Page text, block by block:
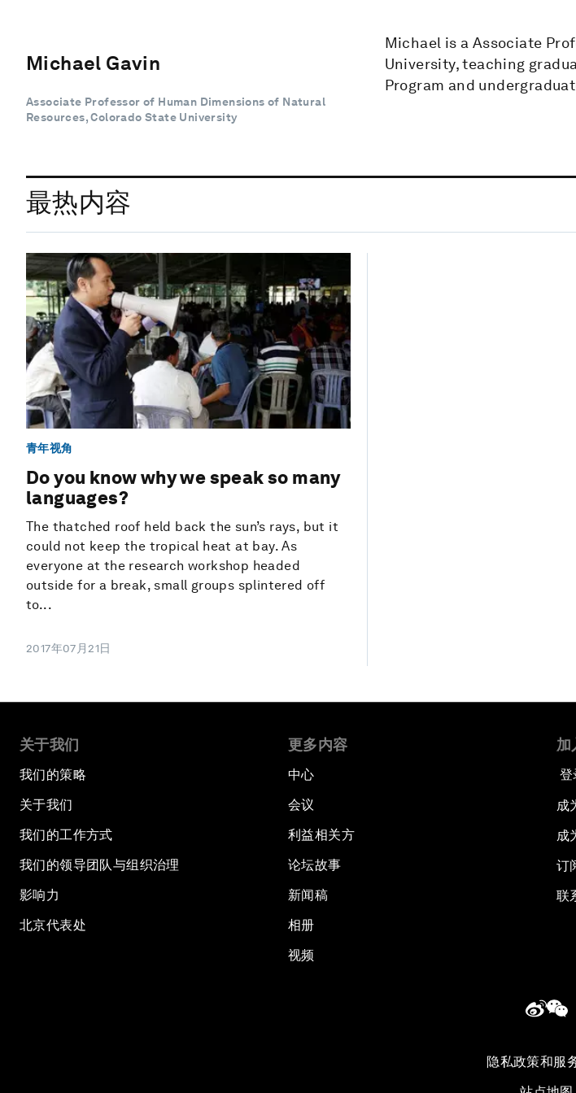
Michael Gavin
Associate Professor of Human Dimensions of Natural
Resources, Colorado State University
Michael is a Associate
University, teaching
Program and
最热内容
青年视角
Do you know why we speak so many
languages?
The thatched roof held back the sun’s rays, but it
could not keep the tropical heat at bay. As
everyone at the research workshop headed
outside for a break, small groups splintered off
to...
2017年07月21日
关于我们
我们的策略
关于我们
我们的工作方式
我们的领导团队与组织治理
影响力
北京代表处
更多内容
中心
会议
利益相关方
论坛故事
新闻稿
相册
视频
加
登
成
成
订
联
隐私政策和服